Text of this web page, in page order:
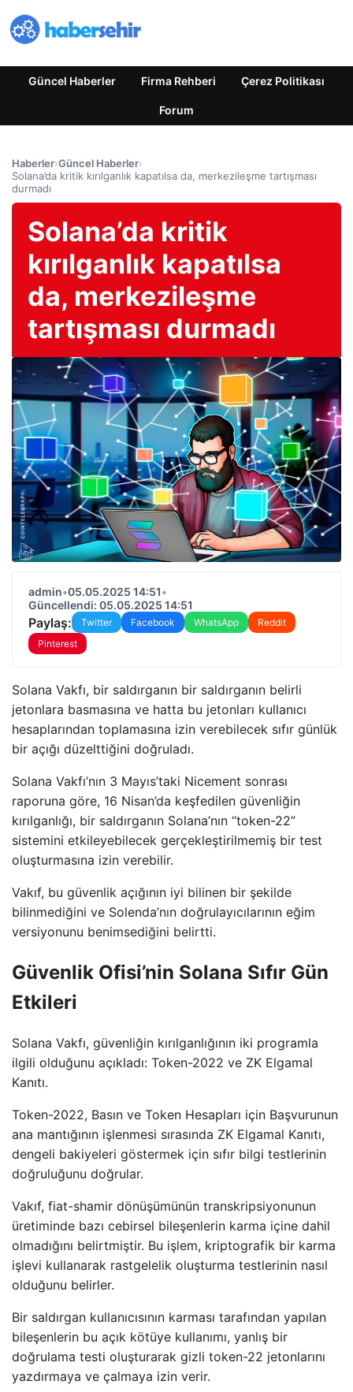
Güncel Haberler Firma Rehberi Çerez Politikası
Forum
Haberler›Güncel Haberler›
Solana’da kritik kırılganlık kapatılsa da, merkezileşme tartışması
durmadı
Solana’da kritik
kırılganlık kapatılsa
da, merkezileşme
tartışması durmadı
admin•05.05.2025 14:51•
Güncellendi: 05.05.2025 14:51
Paylaş: Twitter Facebook WhatsApp
Reddit
Pinterest
Solana Vakfı, bir saldırganın bir saldırganın belirli
jetonlara basmasına ve hatta bu jetonları kullanıcı
hesaplarından toplamasına izin verebilecek sıfır günlük
bir açığı düzelttiğini doğruladı.
Solana Vakfı’nın 3 Mayıs’taki Nicement sonrası
raporuna göre, 16 Nisan’da keşfedilen güvenliğin
kırılganlığı, bir saldırganın Solana’nın “token-22”
sistemini etkileyebilecek gerçekleştirilmemiş bir test
oluşturmasına izin verebilir.
Vakıf, bu güvenlik açığının iyi bilinen bir şekilde
bilinmediğini ve Solenda’nın doğrulayıcılarının eğim
versiyonunu benimsediğini belirtti.
Güvenlik Ofisi’nin Solana Sıfır Gün
Etkileri
Solana Vakfı, güvenliğin kırılganlığının iki programla
ilgili olduğunu açıkladı: Token-2022 ve ZK Elgamal
Kanıtı.
Token-2022, Basın ve Token Hesapları için Başvurunun
ana mantığının işlenmesi sırasında ZK Elgamal Kanıtı,
dengeli bakiyeleri göstermek için sıfır bilgi testlerinin
doğruluğunu doğrular.
Vakıf, fiat-shamir dönüşümünün transkripsiyonunun
üretiminde bazı cebirsel bileşenlerin karma içine dahil
olmadığını belirtmiştir. Bu işlem, kriptografik bir karma
işlevi kullanarak rastgelelik oluşturma testlerinin nasıl
olduğunu belirler.
Bir saldırgan kullanıcısının karması tarafından yapılan
bileşenlerin bu açık kötüye kullanımı, yanlış bir
doğrulama testi oluşturarak gizli token-22 jetonlarını
yazdırmaya ve çalmaya izin verir.